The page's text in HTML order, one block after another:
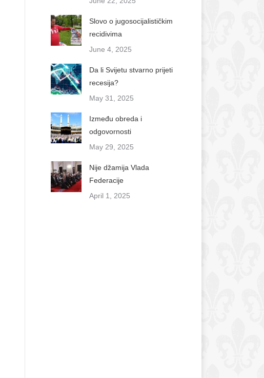
Slovo o jugosocijalističkim
recidivima
June 4, 2025
Da li Svijetu stvarno prijeti
recesija?
May 31, 2025
Između obreda i
odgovornosti
May 29, 2025
Nije džamija Vlada
Federacije
April 1, 2025